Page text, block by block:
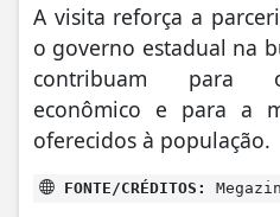
A visita reforça a
o governo estadual na
contribuam para
econômico e para a
oferecidos à população.
FONTE/CRÉDITOS: